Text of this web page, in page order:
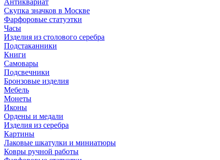
Скупка значков в Москве
Фарфоровые статуэтки
Часы
Изделия из столового серебра
Подстаканники
Книги
Самовары
Подсвечники
Бронзовые изделия
Мебель
Монеты
Иконы
Ордены и медали
Изделия из серебра
Картины
Лаковые шкатулки и миниатюры
Ковры ручной работы